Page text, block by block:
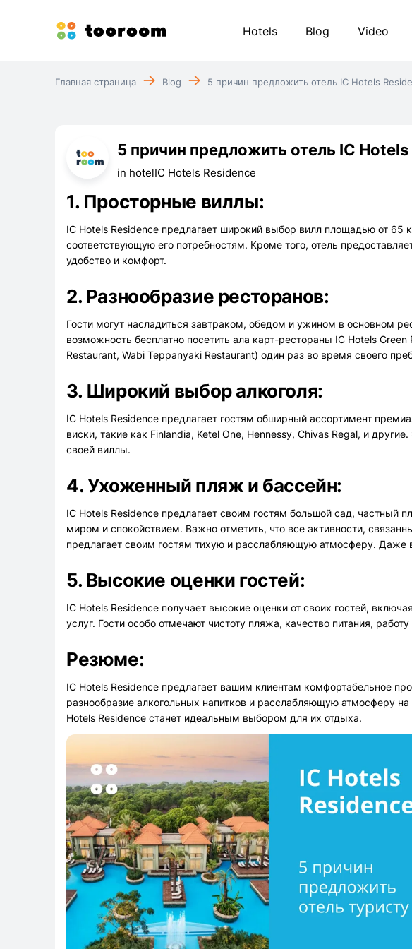
Hotels Blog Video
Главная страница Blog 5 причин предложить отель IC Hotels
5 причин предложить отель IC
in hotelIC Hotels Residence
1. Просторные виллы:
IC Hotels Residence предлагает широкий выбор вилл площадью от
соответствующую его потребностям. Кроме того, отель
удобство и комфорт.
2. Разнообразие ресторанов:
Гости могут насладиться завтраком, обедом и ужином в основном
возможность бесплатно посетить ала карт-рестораны IC Hotels
Restaurant, Wabi Teppanyaki Restaurant) один раз во время своего
3. Широкий выбор алкоголя:
IC Hotels Residence предлагает гостям обширный ассортимент
виски, такие как Finlandia, Ketel One, Hennessy, Chivas Regal, и
своей виллы.
4. Ухоженный пляж и бассейн:
IC Hotels Residence предлагает своим гостям большой сад,
миром и спокойствием. Важно отметить, что все активности,
предлагает своим гостям тихую и расслабляющую атмосферу.
5. Высокие оценки гостей:
IC Hotels Residence получает высокие оценки от своих гостей,
услуг. Гости особо отмечают чистоту пляжа, качество питания,
Резюме:
IC Hotels Residence предлагает вашим клиентам комфортабельное
разнообразие алкогольных напитков и расслабляющую атмосферу
Hotels Residence станет идеальным выбором для их отдыха.